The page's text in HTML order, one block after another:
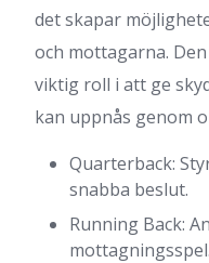
det skapar
och mottagarna.
viktig roll i att ge
kan uppnås genom
Quarterback:
snabba beslut.
Running Back:
mottagningsspel.